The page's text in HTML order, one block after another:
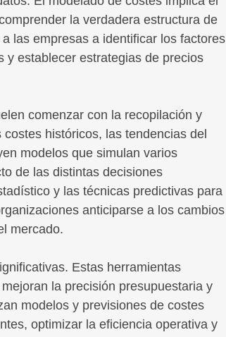
la verdadera estructura de
las empresas a identificar los factores
y establecer estrategias de precios
comenzar con la recopilación y
históricos, las tendencias del
modelos que simulan varios
de las distintas decisiones
y las técnicas predictivas para
anticiparse a los cambios
mercado.
Estas herramientas
la precisión presupuestaria y
modelos y previsiones de costes
optimizar la eficiencia operativa y